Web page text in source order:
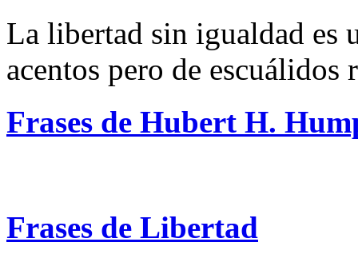
La libertad sin igualdad es
acentos pero de escuálidos
Frases de Hubert H.
Frases de Libertad